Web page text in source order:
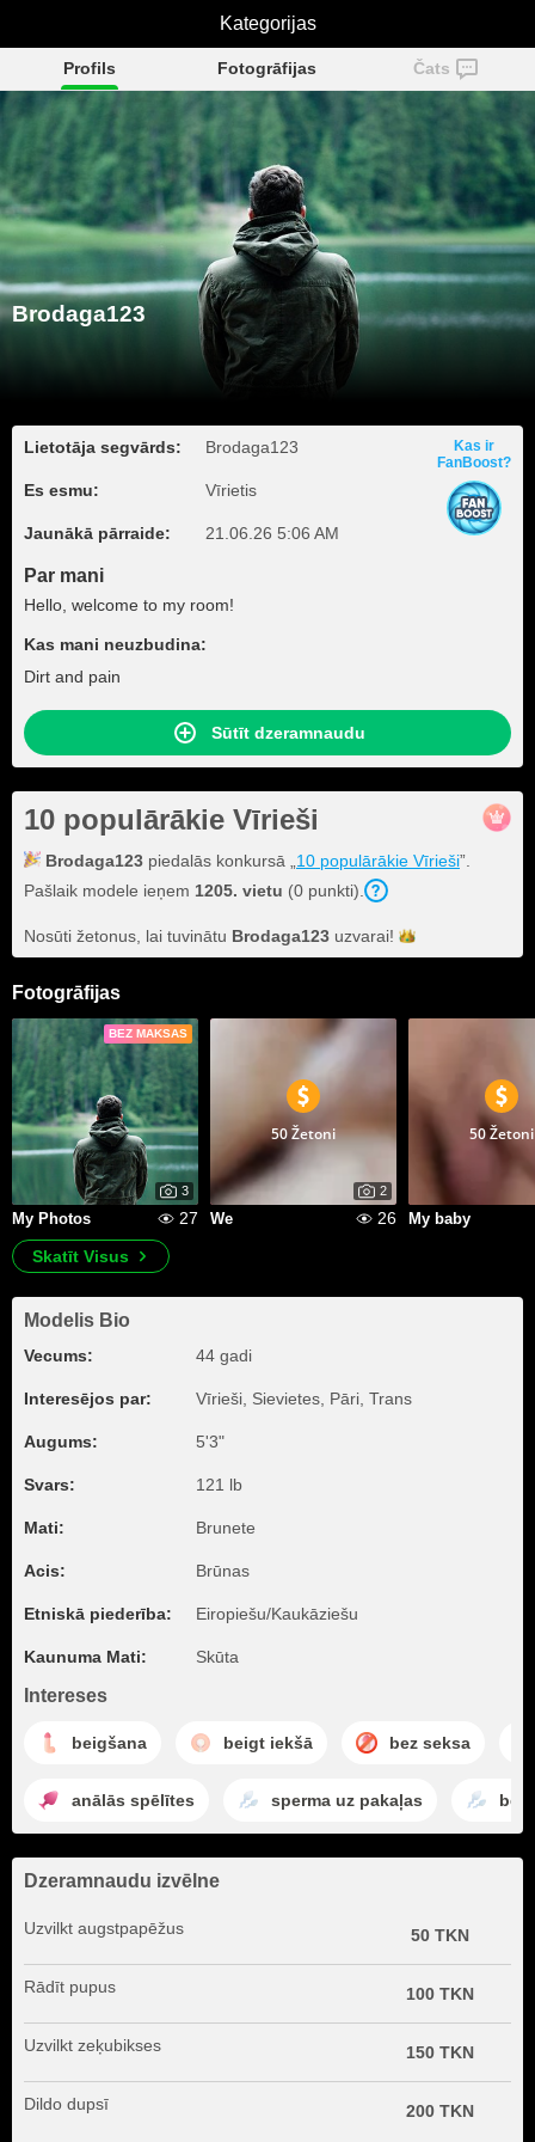
Brodaga123
Profils Fotogrāfijas Čats
Brodaga123
Lietotāja segvārds: Brodaga123
Es esmu: Vīrietis
Jaunākā pārraide: 21.06.26 5:06 AM
Kas ir
FanBoost?
Par mani
Hello, welcome to my room!
Kas mani neuzbudina:
Dirt and pain
Sūtīt dzeramnaudu
10 populārākie Vīrieši
Brodaga123 piedalās konkursā „ 10 populārākie Vīrieši”.
Pašlaik modele ieņem 1205. vietu (0 punkti).
Nosūti žetonus, lai tuvinātu Brodaga123 uzvarai!
Fotogrāfijas
BEZ MAKSAS
3
My Photos 27
50 Žetoni
2
We 26
50 Žetoni
My baby
Skatīt Visus
Modelis Bio
Vecums: 44 gadi
Interesējos par: Vīrieši, Sievietes, Pāri, Trans
Augums: 5'3"
Svars: 121 lb
Mati: Brunete
Acis: Brūnas
Etniskā piederība: Eiropiešu/Kaukāziešu
Kaunuma Mati: Skūta
Intereses
beigšana beigt iekšā bez seksa
anālās spēlītes sperma uz pakaļas
Dzeramnaudu izvēlne
Uzvilkt augstpapēžus 50 TKN
Rādīt pupus 100 TKN
Uzvilkt zeķubikses 150 TKN
Dildo dupsī 200 TKN
Kategorijas